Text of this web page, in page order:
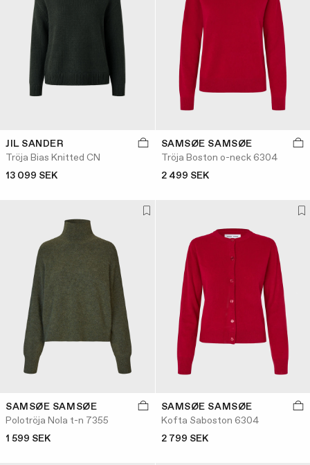
JIL SANDER
Tröja Bias Knitted CN
13 099 SEK
SAMSØE SAMSØE
Tröja Boston o-neck 6304
2 499 SEK
SAMSØE SAMSØE
Polotröja Nola t-n 7355
1 599 SEK
SAMSØE SAMSØE
Kofta Saboston 6304
2 799 SEK